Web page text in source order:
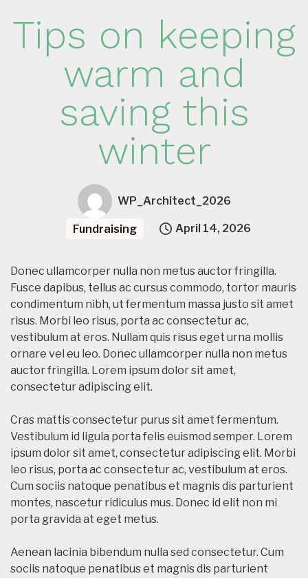
Tips on keeping
warm and
saving this
winter
WP_Architect_2026
Fundraising April 14, 2026
Donec ullamcorper nulla non metus auctor fringilla.
Fusce dapibus, tellus ac cursus commodo, tortor mauris
condimentum nibh, ut fermentum massa justo sit amet
risus. Morbi leo risus, porta ac consectetur ac,
vestibulum at eros. Nullam quis risus eget urna mollis
ornare vel eu leo. Donec ullamcorper nulla non metus
auctor fringilla. Lorem ipsum dolor sit amet,
consectetur adipiscing elit.
Cras mattis consectetur purus sit amet fermentum.
Vestibulum id ligula porta felis euismod semper. Lorem
ipsum dolor sit amet, consectetur adipiscing elit. Morbi
leo risus, porta ac consectetur ac, vestibulum at eros.
Cum sociis natoque penatibus et magnis dis parturient
montes, nascetur ridiculus mus. Donec id elit non mi
porta gravida at eget metus.
Aenean lacinia bibendum nulla sed consectetur. Cum
sociis natoque penatibus et magnis dis parturient